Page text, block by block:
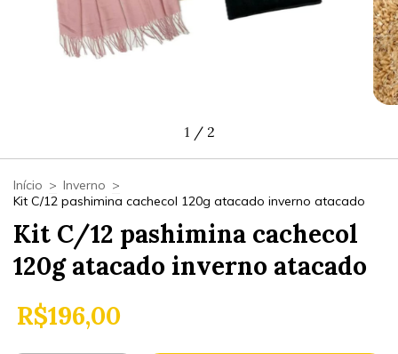
1 / 2
Início > Inverno >
Kit C/12 pashimina cachecol 120g atacado inverno atacado
Kit C/12 pashimina cachecol
120g atacado inverno atacado
R$196,00